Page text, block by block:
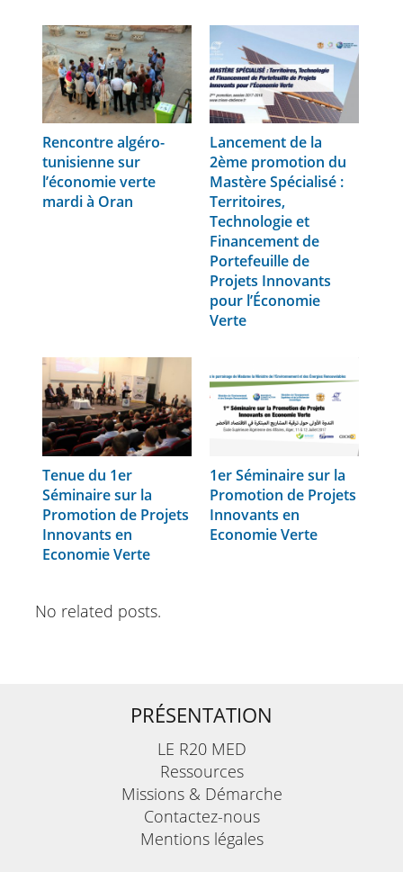
Rencontre algéro-
tunisienne sur
l’économie verte
mardi à Oran
Lancement de la
2ème promotion du
Mastère Spécialisé :
Territoires,
Technologie et
Financement de
Portefeuille de
Projets Innovants
pour l’Économie
Verte
Tenue du 1er
Séminaire sur la
Promotion de Projets
Innovants en
Economie Verte
1er Séminaire sur la
Promotion de Projets
Innovants en
Economie Verte
No related posts.
PRÉSENTATION
LE R20 MED
Ressources
Missions & Démarche
Contactez-nous
Mentions légales